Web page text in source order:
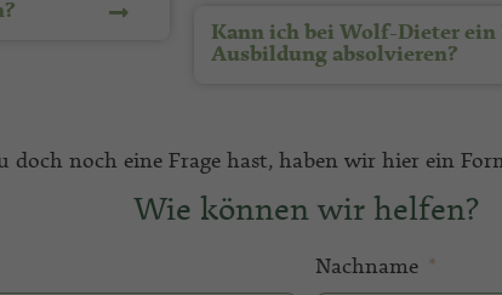
Kann ich bei Wolf-Dieter
Ausbildung absolvieren?
doch noch eine Frage hast, haben wir hier ein
Wie können wir helfen?
Nachname